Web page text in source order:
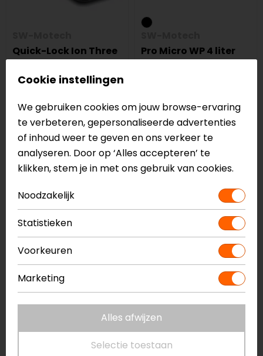
Quick-Lock Ion Three
157,95 149,99
Pro Micro WP 4 liter
-5%
Pro Trial Tanktas 13-
18 liter
231,95219,99
Wat zijn de voordelen van een tanktas
op de motor?
Cookie instellingen
We gebruiken cookies om jouw browse-ervaring
te verbeteren, gepersonaliseerde advertenties
of inhoud weer te geven en ons verkeer te
analyseren. Door op ‘Alles accepteren’ te
klikken, stem je in met ons gebruik van cookies.
Noodzakelijk
Statistieken
Voorkeuren
Marketing
Alles afwijzen
Selectie toestaan